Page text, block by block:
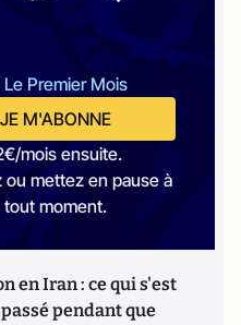
Le Premier Mois
JE M'ABONNE
mois ensuite.
ou mettez en pause à
tout moment.
en Iran : ce qui s'est
pendant que